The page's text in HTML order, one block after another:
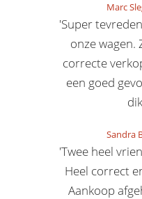
Marc
'Super
onze wagen.
correcte
een goed
Sandra
'Twee heel
Heel correct
Aankoop